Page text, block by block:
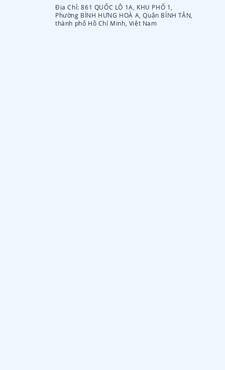
Địa Chỉ: 861 QUỐC LỘ 1A, KHU PHỐ 1,
Phường BÌNH HƯNG HOÀ A, Quận BÌNH TÂN,
thành phố Hồ Chí Minh, Việt Nam